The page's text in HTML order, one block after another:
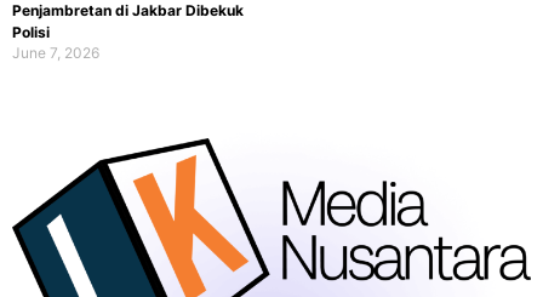
Penjambretan di Jakbar Dibekuk
Polisi
June 7, 2026